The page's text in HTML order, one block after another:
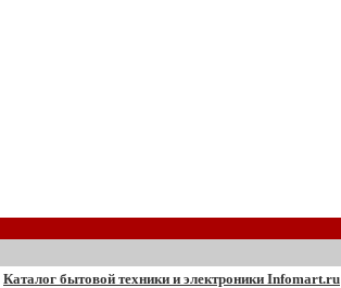
Каталог бытовой техники и электроники Infomart.ru